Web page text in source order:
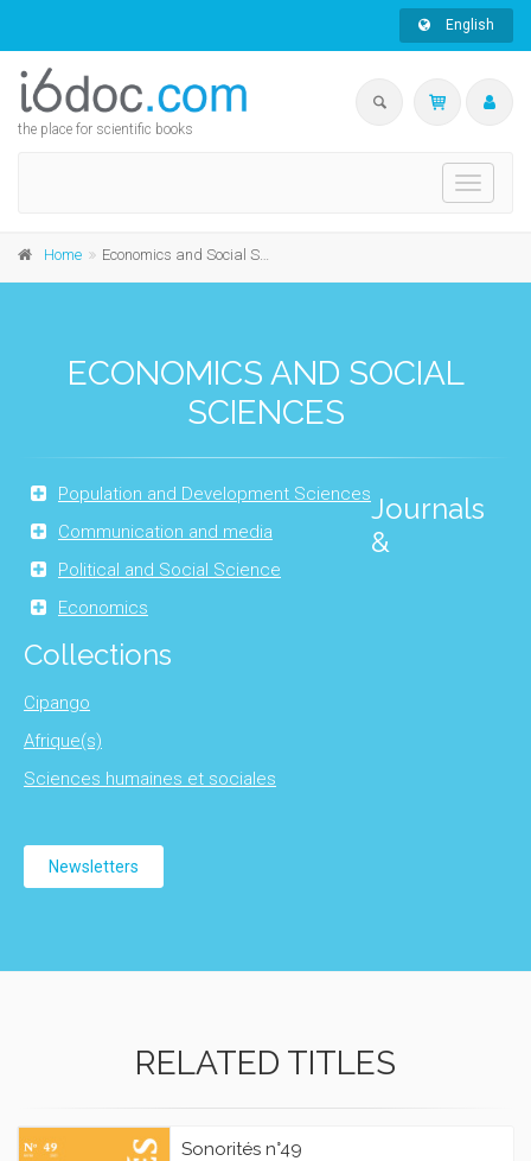
English
the place for scientific books
Toggle
Home Economics and Social Sciences
ECONOMICS AND SOCIAL
SCIENCES
Population and Development Sciences
Communication and media
Political and Social Science
Economics
Journals
&
Collections
Cipango
Afrique(s)
Sciences humaines et sociales
Newsletters
RELATED TITLES
Sonorités n°49